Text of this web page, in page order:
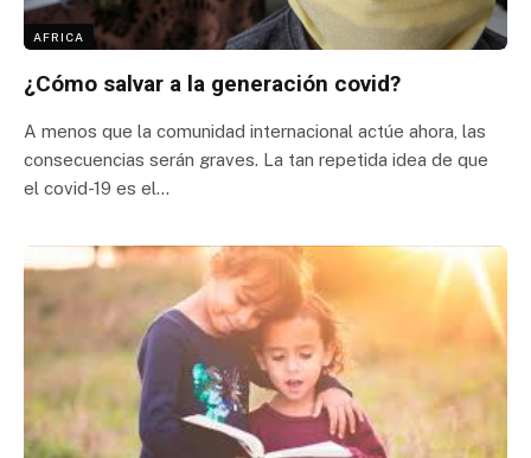
AFRICA
¿Cómo salvar a la generación covid?
A menos que la comunidad internacional actúe ahora, las
consecuencias serán graves. La tan repetida idea de que
el covid-19 es el…